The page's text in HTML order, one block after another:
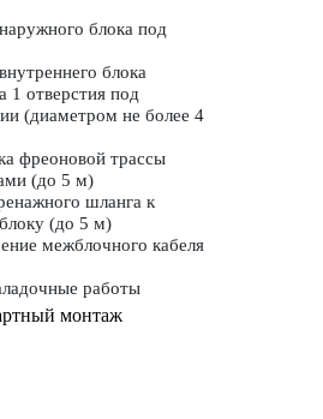
блока под
блока
1 отверстия под
(диаметром не более 4
фреоновой трассы
(до 5 м)
шланга к
(до 5 м)
межблочного кабеля
работы